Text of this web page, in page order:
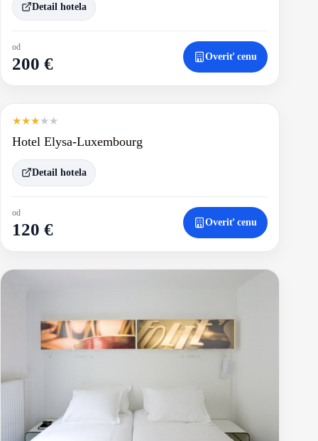
Detail hotela
od
200 € Overiť cenu
★★★★★
Hotel Elysa-Luxembourg
Detail hotela
od
120 € Overiť cenu